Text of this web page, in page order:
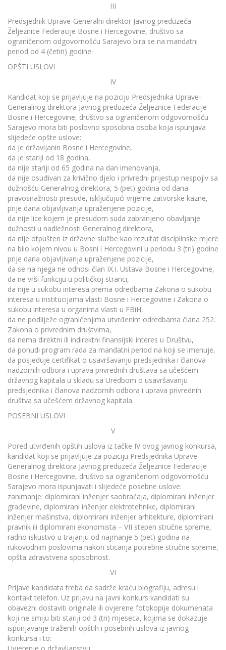
III
Predsjednik Uprave-Generalni direktor Javnog preduzeća
Željeznice Federacije Bosne i Hercegovine, društvo sa
ograničenom odgovornošću Sarajevo bira se na mandatni
period od 4 (četiri) godine.
OPŠTI USLOVI
IV
Kandidat koji se prijavljuje na poziciju Predsjednika Uprave-
Generalnog direktora Javnog preduzeća Željeznice Federacije
Bosne i Hercegovine, društvo sa ograničenom odgovornošću
Sarajevo mora biti poslovno sposobna osoba koja ispunjava
slijedeće opšte uslove:
da je državljanin Bosne i Hercegovine,
da je stariji od 18 godina,
da nije stariji od 65 godina na dan imenovanja,
da nije osuđivan za krivično djelo i privredni prijestup nespojiv sa
dužnošću Generalnog direktora, 5 (pet) godina od dana
pravosnažnosti presude, isključujući vrijeme zatvorske kazne,
prije dana objavljivanja upraženjene pozicije,
da nije lice kojem je presudom suda zabranjeno obavljanje
dužnosti u nadležnosti Generalnog direktora,
da nije otpušten iz državne službe kao rezultat disciplinske mjere
na bilo kojem nivou u Bosni i Hercegovini u periodu 3 (tri) godine
prije dana objavljivanja upraženjene pozicije,
da se na njega ne odnosi član IX.I. Ustava Bosne i Hercegovine,
da ne vrši funkciju u političkoj stranci,
da nije u sukobu interesa prema odredbama Zakona o sukobu
interesa u institucijama vlasti Bosne i Hercegovine i Zakona o
sukobu interesa u organima vlasti u FBiH,
da ne podliježe ograničenjima utvrđenim odredbama člana 252.
Zakona o privrednim društvima,
da nema direktni ili indirektni finansijski interes u Društvu,
da ponudi program rada za mandatni period na koji se imenuje,
da posjeduje certifikat o usavršavanju predsjednika i članova
nadzornih odbora i uprava privrednih društava sa učešćem
državnog kapitala u skladu sa Uredbom o usavršavanju
predsjednika i članova nadzornih odbora i uprava privrednih
društva sa učešćem državnog kapitala.
POSEBNI USLOVI
V
Pored utvrđenih opštih uslova iz tačke IV ovog javnog konkursa,
kandidat koji se prijavljuje za poziciju Predsjednika Uprave-
Generalnog direktora Javnog preduzeća Željeznice Federacije
Bosne i Hercegovine, društvo sa ograničenom odgovornošću
Sarajevo mora ispunjavati i slijedeće posebne uslove:
zanimanje: diplomirani inženjer saobraćaja, diplomirani inženjer
građevine, diplomirani inženjer elektrotehnike, diplomirani
inženjer mašinstva, diplomirani inženjer arhitekture, diplomirani
pravnik ili diplomirani ekonomista – VII stepen stručne spreme,
radno iskustvo u trajanju od najmanje 5 (pet) godina na
rukovodnim poslovima nakon sticanja potrebne stručne spreme,
opšta zdravstvena sposobnost.
VI
Prijave kandidata treba da sadrže kraću biografiju, adresu i
kontakt telefon. Uz prijavu na javni konkurs kandidati su
obavezni dostaviti originale ili ovjerene fotokopije dokumenata
koji ne smiju biti stariji od 3 (tri) mjeseca, kojima se dokazuje
ispunjavanje traženih opštih i posebnih uslova iz javnog
konkursa i to:
Uvjerenje o državljanstvu,